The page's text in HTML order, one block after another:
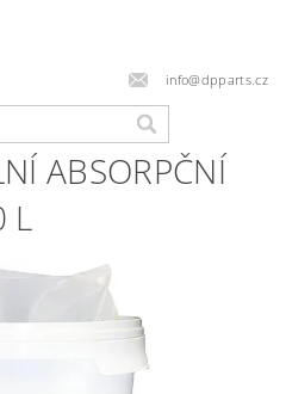
info@dpparts.cz
ABSORPČNÍ
L